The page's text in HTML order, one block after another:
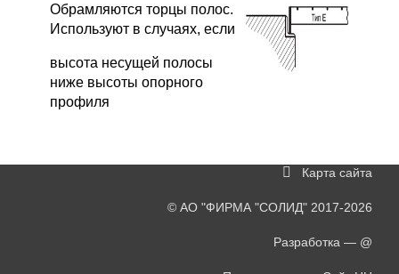
Обрамляются торцы полос.
Используют в случаях, если
высота несущей полосы
ниже высоты опорного
профиля
Карта сайта
© АО "ФИРМА "СОЛИД" 2017-2026
Разработка — @